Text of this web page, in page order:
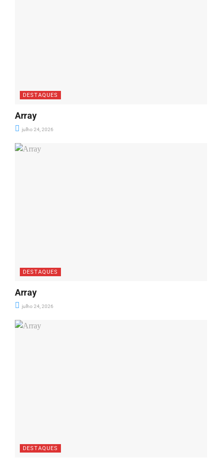
DESTAQUES
Array
julho 24, 2026
DESTAQUES
Array
julho 24, 2026
DESTAQUES